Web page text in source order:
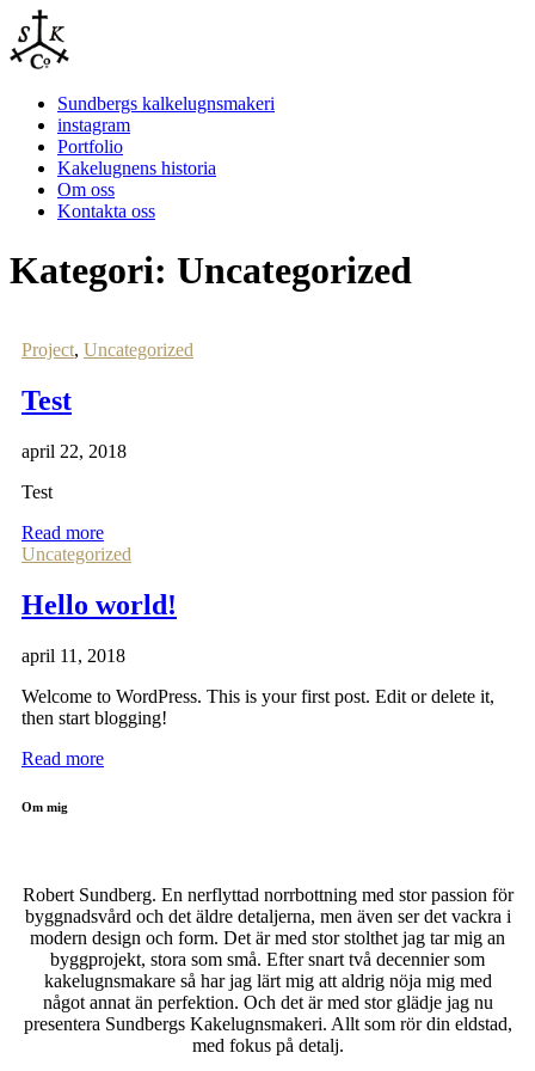
Sundbergs kalkelugnsmakeri
instagram
Portfolio
Kakelugnens historia
Om oss
Kontakta oss
Kategori: Uncategorized
Project, Uncategorized
Test
april 22, 2018
Test
Read more
Uncategorized
Hello world!
april 11, 2018
Welcome to WordPress. This is your first post. Edit or delete it,
then start blogging!
Read more
Om mig
Robert Sundberg. En nerflyttad norrbottning med stor passion för
byggnadsvård och det äldre detaljerna, men även ser det vackra i
modern design och form. Det är med stor stolthet jag tar mig an
byggprojekt, stora som små. Efter snart två decennier som
kakelugnsmakare så har jag lärt mig att aldrig nöja mig med
något annat än perfektion. Och det är med stor glädje jag nu
presentera Sundbergs Kakelugnsmakeri. Allt som rör din eldstad,
med fokus på detalj.